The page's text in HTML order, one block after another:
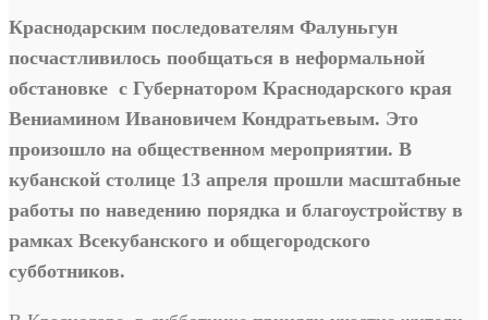
Краснодарским последователям Фалуньгун
посчастливилось пообщаться в неформальной
обстановке с Губернатором Краснодарского края
Вениамином Ивановичем Кондратьевым. Это
произошло на общественном мероприятии. В
кубанской столице 13 апреля прошли масштабные
работы по наведению порядка и благоустройству в
рамках Всекубанского и общегородского
субботников.